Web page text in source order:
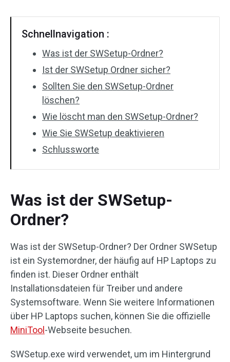
Schnellnavigation :
Was ist der SWSetup-Ordner?
Ist der SWSetup Ordner sicher?
Sollten Sie den SWSetup-Ordner
löschen?
Wie löscht man den SWSetup-Ordner?
Wie Sie SWSetup deaktivieren
Schlussworte
Was ist der SWSetup-
Ordner?
Was ist der SWSetup-Ordner? Der Ordner SWSetup
ist ein Systemordner, der häufig auf HP Laptops zu
finden ist. Dieser Ordner enthält
Installationsdateien für Treiber und andere
Systemsoftware. Wenn Sie weitere Informationen
über HP Laptops suchen, können Sie die offizielle
MiniTool -Webseite besuchen.
SWSetup.exe wird verwendet, um im Hintergrund